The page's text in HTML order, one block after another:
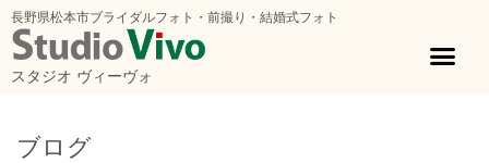
長野県松本市ブライダルフォト・前撮り・結婚式フォト
スタジオ ヴィーヴォ
ブログ